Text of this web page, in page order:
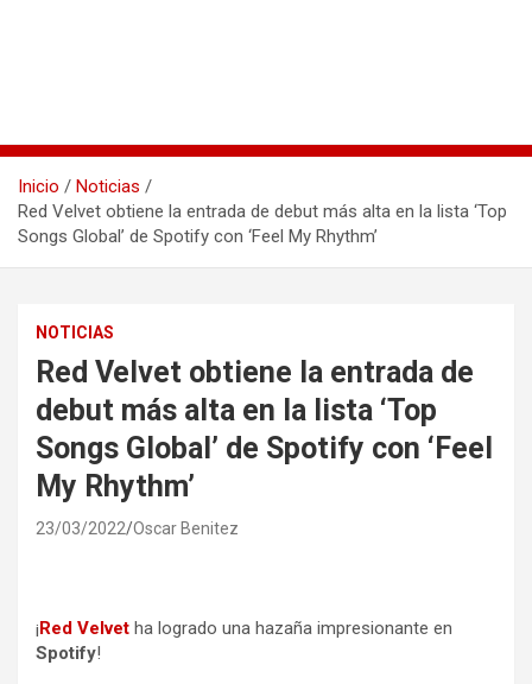
Inicio
Noticias
Red Velvet obtiene la entrada de debut más alta en la lista ‘Top
Songs Global’ de Spotify con ‘Feel My Rhythm’
NOTICIAS
Red Velvet obtiene la entrada de
debut más alta en la lista ‘Top
Songs Global’ de Spotify con ‘Feel
My Rhythm’
23/03/2022 Oscar Benitez
¡Red Velvet ha logrado una hazaña impresionante en
Spotify!